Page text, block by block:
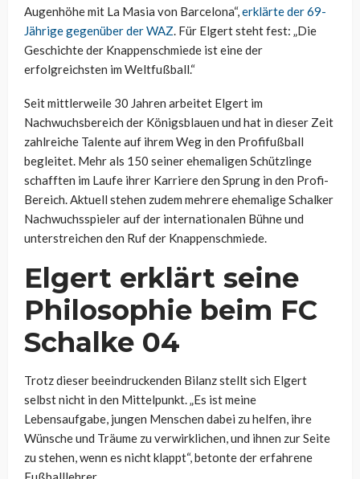
Augenhöhe mit La Masia von Barcelona“,erklärte der 69-
Jährige gegenüber der WAZ. Für Elgert steht fest: „Die
Geschichte der Knappenschmiede ist eine der
erfolgreichsten im Weltfußball.“
Seit mittlerweile 30 Jahren arbeitet Elgert im
Nachwuchsbereich der Königsblauen und hat in dieser Zeit
zahlreiche Talente auf ihrem Weg in den Profifußball
begleitet. Mehr als 150 seiner ehemaligen Schützlinge
schafften im Laufe ihrer Karriere den Sprung in den Profi-
Bereich. Aktuell stehen zudem mehrere ehemalige Schalker
Nachwuchsspieler auf der internationalen Bühne und
unterstreichen den Ruf der Knappenschmiede.
Elgert erklärt seine
Philosophie beim FC
Schalke 04
Trotz dieser beeindruckenden Bilanz stellt sich Elgert
selbst nicht in den Mittelpunkt. „Es ist meine
Lebensaufgabe, jungen Menschen dabei zu helfen, ihre
Wünsche und Träume zu verwirklichen, und ihnen zur Seite
zu stehen, wenn es nicht klappt“, betonte der erfahrene